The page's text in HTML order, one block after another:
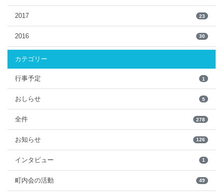
2017 23
2016 30
カテゴリー
行事予定 1
おしらせ 5
全件 278
お知らせ 126
インタビュー 1
町内会の活動 49